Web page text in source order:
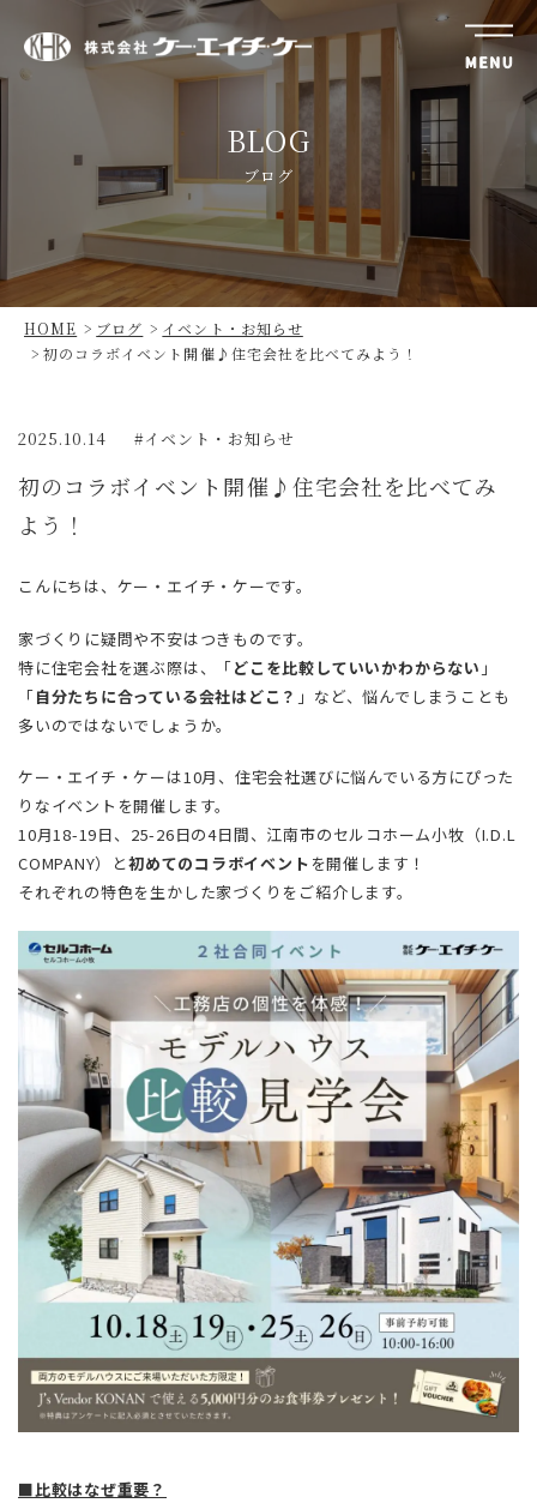
株
チ・
ケ
BLOG
ブログ
HOME ブログ
イベント・お知らせ
初のコラボイベント開催♪住宅会社を比べてみよう！
2025.10.14 イベント・お知らせ
初のコラボイベント開催♪住宅会社を比べてみ
よう！
こんにちは、ケー・エイチ・ケーです。
家づくりに疑問や不安はつきものです。
特に住宅会社を選ぶ際は、「どこを比較していいかわからない 」
「自分たちに合っている会社はどこ？ 」など、悩んでしまうことも
多いのではないでしょうか。
ケー・エイチ・ケーは10月、住宅会社選びに悩んでいる方にぴった
りなイベントを開催します。
10月18-19日、25-26日の4日間、江南市のセルコホーム小牧（I.D.L
COMPANY）と初めてのコラボイベント を開催します！
それぞれの特色を生かした家づくりをご紹介します。
■比較はなぜ重要？